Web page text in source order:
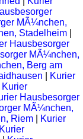
MÃ¼nchen,
Stadelheim
Hausbesorger
MÃ¼nchen,
Berg am
Kurier
Kurier
Hausbesorger
MÃ¼nchen,
Riem
Kurier
Kurier